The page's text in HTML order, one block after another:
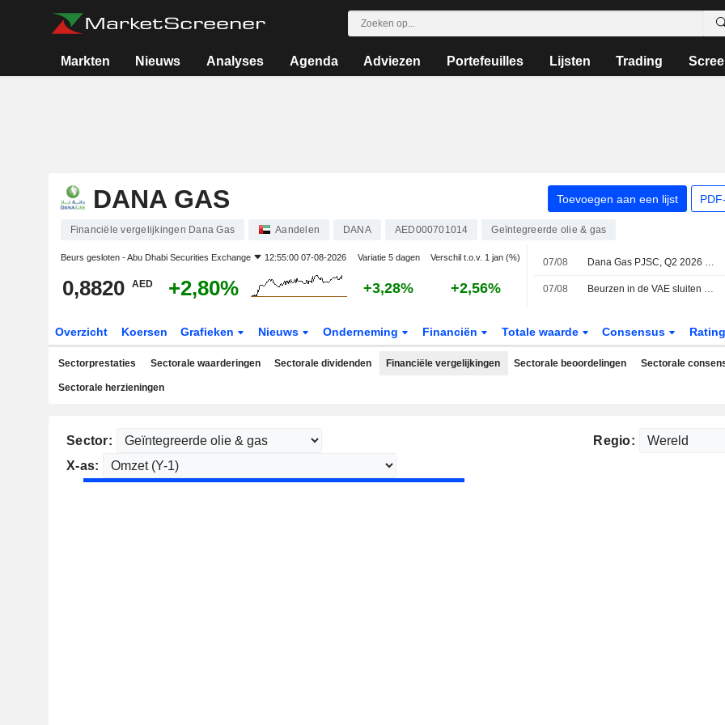
Markten Nieuws Analyses Agenda Adviezen Portefeuilles Lijsten Trading
DANA GAS Toevoegen aan een lijst
Financiële vergelijkingen Dana Gas Aandelen DANA AED000701014 Geïntegreerde olie & gas
Beurs gesloten -Abu Dhabi Securities Exchange 12:55:00 07-08-2026 Variatie 5 dagen Verschil t.o.v. 1 jan (%)
0,8820 AED +2,80% +3,28% +2,56%
07/08 Dana Gas PJSC, Q2 2026 Earnings Call, Aug 07, 2026
07/08 Beurzen in de VAE sluiten verdeeld terwijl bedrijfsresultaten centraal staan
Overzicht Koersen Grafieken Nieuws Onderneming Financiën Totale waarde Consensus
Sectorprestaties Sectorale waarderingen Sectorale dividenden Financiële vergelijkingen Sectorale beoordelingen Sectorale
Sectorale herzieningen
Sector:
Regio:
X-as: